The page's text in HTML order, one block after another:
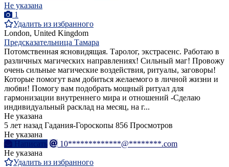
Не указана
1
Удалить из избранного
London, United Kingdom
Предсказательница Тамара
Потомственная ясновидящая. Таролог, экстрасенс. Работаю в
различных магических направлениях! Сильный маг! Провожу
очень сильные магические воздействия, ритуалы, заговоры!
Которые помогут вам добиться желаемого в личной жизни и
любви! Помогу вам подобрать мощный ритуал для
гармонизации внутреннего мира и отношений -Сделаю
индивидуальный расклад на месяц, на г...
Не указана
5 лет назад Гадания-Гороскопы 856 Просмотров
Не указана
Написать
10*************@********.com
Не указана
Удалить из избранного